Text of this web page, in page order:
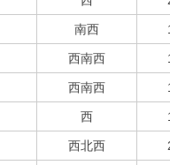
南西
西南西
西南西
西
西北西